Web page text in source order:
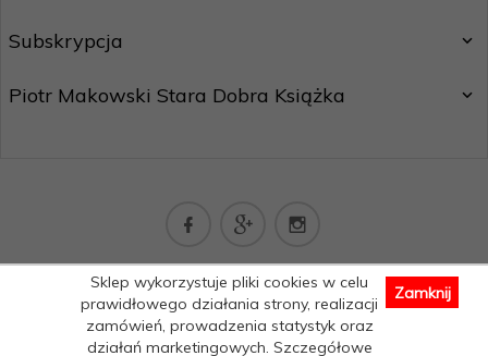
Subskrypcja
Piotr Makowski Stara Dobra Książka
kontakt@staradobraksiazka.pl
Informacja o cookies | sklep internetowy RedCart.pl
Sklep wykorzystuje pliki cookies w celu
prawidłowego działania strony, realizacji
zamówień, prowadzenia statystyk oraz
działań marketingowych. Szczegółowe
Zamknij